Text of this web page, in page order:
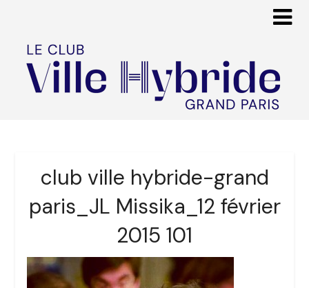
club ville hybride-grand
paris_JL Missika_12 février
2015 101